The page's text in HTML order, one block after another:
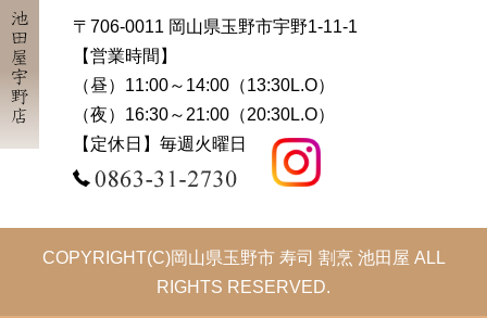
池田屋宇野店
〒706-0011 岡山県玉野市宇野1-11-1
【営業時間】
（昼）11:00～14:00（13:30L.O）
（夜）16:30～21:00（20:30L.O）
【定休日】毎週火曜日
COPYRIGHT(C)岡山県玉野市 寿司 割烹 池田屋 ALL
RIGHTS RESERVED.